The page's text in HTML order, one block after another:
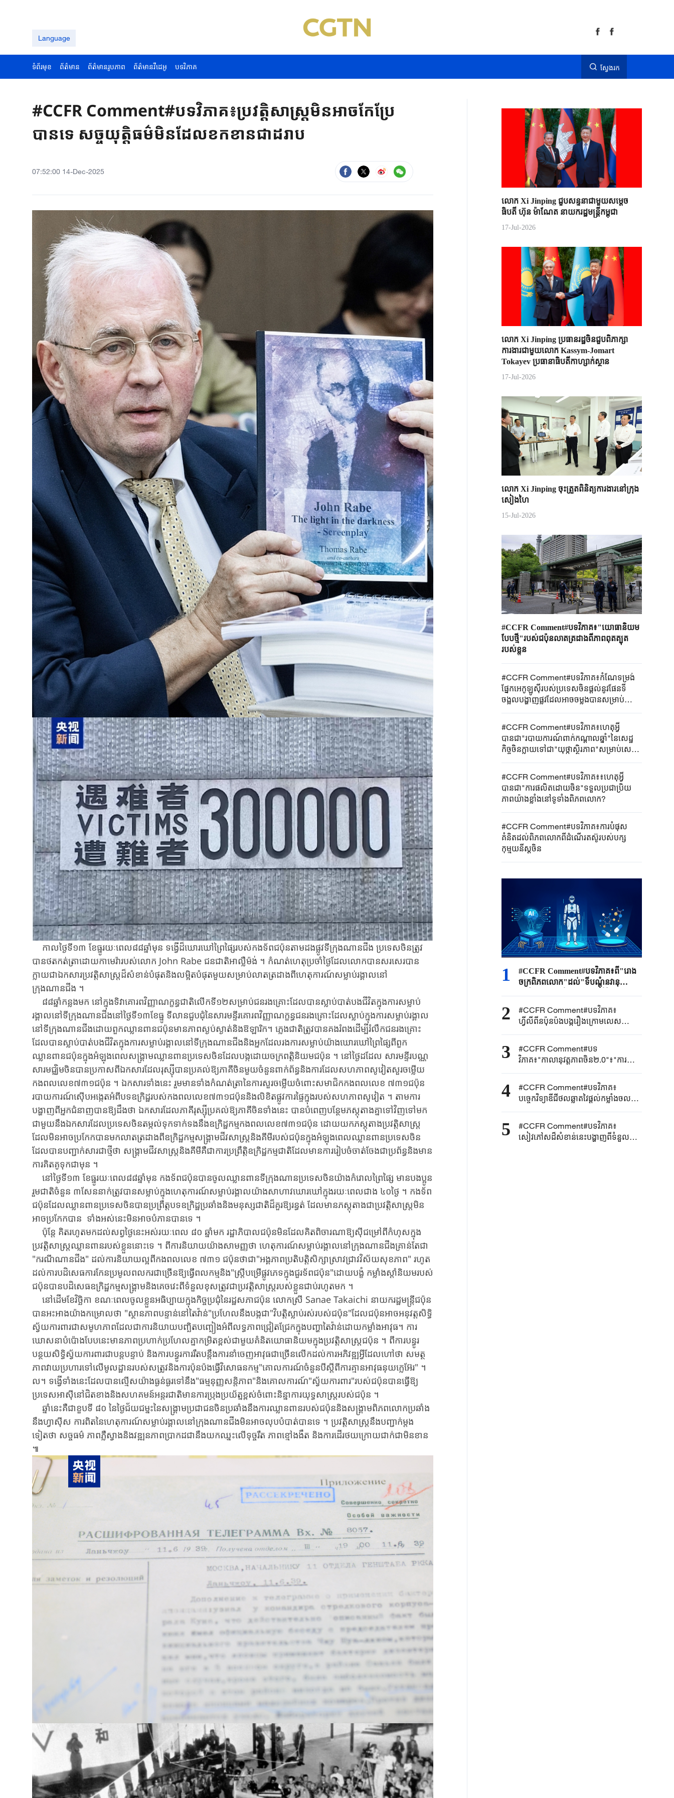
Language
ទំព័រមុខ ព័ត៌មាន ព័ត៌មានរូបភាព ព័ត៌មានវីដេអូ បទវិភាគ ស្វែងរក
#CCFR Comment#បទវិភាគ៖ប្រវតិ្តសាស្ត្រមិនអាចកែប្រែ
បានទេ សច្ចយុត្តិធម៌មិនដែលខកខានជាដរាប
07:52:00 14-Dec-2025
កាលថ្ងៃទី១៣ ​ខែធ្នូ​រយៈពេល​៨៨​ឆ្នាំមុន ​ទង្វើដ៏ឃោរឃៅ​ព្រៃផ្សៃរបស់កងទ័ពជប៉ុន​តាម​ដង​ផ្លូវ​ទី​ក្រុង​ណាន​ជីង ​ប្រទេសចិន​ត្រូវ
បានថតកត់ត្រា​ដោយ​កាមេរ៉ា​របស់​លោក ​John ​Rabe ​ជន​ជាតិ​អាល្លឺម៉ង់ ។ ​កំណត់ហេតុប្រចាំថ្ងៃ​ដែល​លោក​បានសរសេរ​បាន
ក្លាយជា​ឯក​សារ​ប្រវត្តិសាស្រ្តដ៏សំខាន់បំផុត​​និង​លម្អិត​បំផុតមួយ​សម្រាប់​លាតត្រដាង​ពី​ហេតុការណ៍​សម្លា​ប់​រង្គាល​នៅ​
ក្រុងណានជីង ​។
៨៨ឆ្នាំកន្លងមក ​នៅក្នុងទិវា​គោរព​វិញ្ញាណក្ខន្ធជាតិលើកទី១២សម្រាប់​ជន​រង​គ្រោះ​ដែល​បាន​ស្លាប់បាត់បងជីវិតក្នុង​ការសម្លាប់
រង្គាលនៅទីក្រុងណានជីង​នៅ​ថ្ងៃទី១៣​ខែ​ធ្នូ​ ទីលាន​ជួប​ជុំ​នៃសារមន្ទីរ​គោរព​វិញ្ញាណក្ខន្ធជនរងគ្រោះ​ដែល​ស្លាប់​ក្នុងការសម្លាប់រង្គាល
នៅទីក្រុង​ណា​ន​ជីង​ដោយពួកឈ្លានពានជប៉ុនមានភាពស្ងប់ស្ងាត់និងឱឡារិក។ ភ្លេងជាតិត្រូវ​បាន​គង​រំពង​ដើម្បីរំលឹកជនរងគ្រោះ
ដែលបានស្លាប់បាត់បងជីវិត​ក្នុងការសម្លាប់រង្គាល​នៅទី​ក្រុង​ណាន​ជីងនិងអ្នកដែលរងការសម្លាប់យ៉ាងឃោរឃៅព្រៃផ្សៃពី​ពួក
ឈ្លានពាន​ជប៉ុន​ក្នុង​អំឡុង​ពេល​សង្គ្រាមឈ្លានពានប្រទេសចិន​ដែល​បង្ក​ដោយ​ចក្រពត្តិនិយម​ជប៉ុន ​។ ​នៅ​ថ្ងៃ​ដដែល សារមន្ទីរ​បណ្ណ​
សារ​មជ្ឈិមចិន​បានប្រកាសពី​ឯកសារដែល​រុស្ស៊ីបានប្រគល់​ឱ្យ​ភាគី​ចិន​មួយចំនួនពាក់ព័ន្ធនិងការ​ដែល​សហភាព​សូវៀត​សួរចម្លើយ​​
កង​ពល​លេខ៧៣១ជប៉ុន ​។ ​ឯកសារ​ទាំង​នេះ ​រួមមានទាំង​កំណត់ត្រា​នៃ​ការសួរចម្លើយ​ចំពោះ​សមាជិក​កងពលលេខ ​៧៣១​ជប៉ុន ​
របាយ​ការណ៍​ស៊ើបអង្កេត​អំពី​បទឧក្រិដ្ឋរបស់​កង​ពល​លេខ​៧៣១​ជប៉ុន​​និង​លិខិត​ផ្លូវការ​ផ្ទៃក្នុងរបស់​សហភាព​​សូ​វៀត ​។ តាមការ
បង្ហាញពីអ្នកជំនាញបានឱ្យដឹងថា ឯក​សារ​ដែលភាគីរុស្ស៊ីប្រគល់ឱ្យភាគីចិនទាំងនេះ បានបំពេញបន្ថែមភស្តុតាងគ្នាទៅ​វិញ​ទៅ​មក
ជាមួយនឹងឯកសារដែលប្រទេស​ចិន​តម្កល់ទុកទាក់​ទង​នឹង​ឧក្រិដ្ឋកម្ម​កងពល​លេខ​៧៣១​ជប៉ុន ដោយយកភស្តុតាងប្រវត្តិសាស្ត្រ
ដែលមិនអាចប្រកែកបានមក​លាត​ត្រដាង​ពី​ឧក្រិ​ដ្ឋ​កម្ម​សង្គ្រាមជីវសាស្ត្រនិងគីមីរបស់​ជប៉ុនក្នុងអំឡុងពេលឈ្លានពានប្រទេសចិន
ដែល​បាន​បញ្ជាក់​សារជាថ្មីថា សង្គ្រាមជីវសាស្ត្រនិងគីមីគឺជា​ការ​ប្រព្រឹត្តិ​ឧក្រិដ្ឋកម្មជាតិ​ដែលមាន​ការ​​រៀបចំ​ចាត់​ចែង​ជាប្រព័ន្ធនិង​មាន
ការគិតគូទុកជាមុន ​។
នៅថ្ងៃទី​១៣ ​ខែធ្នូរយៈពេល​​៨៨​ឆ្នាំមុន ​កងទ័ពជប៉ុនបានចូល​ឈ្លានពាន​ទីក្រុងណាន​ប្រទេស​ចិន​យ៉ាងកំរោលព្រៃផ្សៃ មានបងប្អូន
រួមជាតិចំនួន ​៣​សែននាក់​ត្រូវ​បាន​សម្លាប់​ក្នុង​ហេតុ​ការណ៍សម្លាប់រង្គាលយ៉ាងសាហាវឃោរ​ឃៅក្នុង​រយៈពេលជាង ​៤០ថ្ងៃ ​។ ​កង​ទ័ព​
ជប៉ុន​ដែល​ឈ្លានពានប្រទេសចិន​បានប្រព្រឹត្ត​បទឧក្រិដ្ឋប្រឆាំងនិង​មនុស្ស​ជាតិ​ដ៏​គួរ​ឱ្យ​រន្ធត់ ​ដែល​មានភស្តុតាងជាប្រវត្តិសាស្ត្រ​មិន
អាចប្រកែក​បាន ​ទាំង​អស់នេះ​មិនអាចបំភាន​បា​ន​ទេ ​។
ប៉ុន្តែ ​គិតរហូតមកដល់សព្វថ្ងៃនេះអស់​រយៈ​ពេល ​៨០ ​ឆ្នាំមក ​រដ្ឋាភិបាលជប៉ុន​មិនដែល​គិត​ពិចារណាឱ្យ​ស៊ីជម្រៅ​ពី​កំហុស​ក្នុង​
ប្រវត្តិសាស្ត្រ​ឈ្លានពានរបស់ខ្លួន​នោះទេ ​។ ពី​ការ​និយាយ​យ៉ាងសាមញ្ញ​ថា ​ហេតុការណ៍​សម្លាប់​រង្គាល​នៅក្រុង​ណានជីង​គ្រាន់តែ​ជា​
"ករ​ណី​ណានជីង" ​ដល់ការ​និយាយល្អពី​កងពលលេខ ​៧៣១ ​ជប៉ុន​ថាជា​"អង្គភាពប្រតិបត្តិ​សិក្សា​ស្រាវ​ជ្រាវ​វិស័យ​សុខភាព" ​រហូត​
ដល់​ការ​បដិសេធការ​កែន​ប្រមូលពលករ​ជាច្រើន​ឱ្យ​ធ្វើ​ពលកម្ម​និង​"ស្រ្តីបម្រើផ្លូវភេទ​ក្នុង​ជួរ​ទ័ព​ជប៉ុន"​ដោយ​បង្ខំ ​កម្លាំងស្តាំនិយម​របស់
ជប៉ុន​បាន​បដិ​សេធ​ឧក្រិដ្ឋកម្ម​សង្គ្រាម​និង​គេច​វេះ​ពី​ទំនួល​ខុសត្រូវ​ជាប្រវត្តិសាស្ត្រ​របស់ខ្លួន​ជាប់​រហូត​មក ​។
នៅដើមខែវិច្ឆិកា ​ខណៈពេលចូលខ្លួនអធិប្បាយក្នុងកិច្ចប្រជុំនៃរដ្ឋសភាជប៉ុន ​លោកស្រី ​Sana​e ​Takaichi ​នាយករដ្ឋមន្ត្រីជប៉ុន​
បានអះអាងយ៉ាងកម្រោលថា ​"ស្ថានភាព​បន្ទាន់​នៅ​តៃ​វ៉ាន់"​ប្រហែលនឹងបង្កជា​"វិបត្តិស្លាប់រស់របស់ជប៉ុន"​ដែល​ជប៉ុនអាចអនុវត្តសិទិ្ធ
ស្វ័យ​ការ​ពារ​ជា​សមូហភាព​ដែល​ជាការនិយាយបញ្ឆិតបញ្ឆៀង​អំពី​លទ្ធភាពជ្រៀតជ្រែក​ក្នុង​បញ្ហា​តៃវ៉ាន់​ដោយ​កម្លាំងអាវុធ។ ​ការ
ឃោសនាបំប៉ោងបែបនេះ​មាន​ភាព​ប្រហាក់ប្រហែល​គ្នា​កម្រិត​ខ្ពស់​ជា​មួយ​គំនិត​យោធានិយម​ក្នុងប្រវត្តិសាស្ត្រជប៉ុន ​។ ​ពី​ការ​បន្ធូរ
បន្ថយ​សិទ្ធិ​ស្វ័យ​ការ​ពារ​ជា​បន្ត​បន្ទាប់​ និង​ការ​បន្ធូរការរឹតបន្តឹងការនាំចេញអាវុធជាច្រើនលើក​ដល់​ការ​អភិវឌ្ឍ​អ្វី​ដែល​ហៅ​ថា ​សមត្ថ
ភាពវាយប្រហារទៅលើមូលដ្ឋានរបស់សត្រូវ​និង​ការ​ប៉ុនប៉ង​ធ្វើ​​វិសោធន​កម្ម​"គោល​ការណ៍ចំនួនបីស្តីពីការគ្មានអាវុធ​នុយក្លេអ៊ែរ" ​។
ល។ ​ទង្វើទាំងនេះ​ដែល​បាន​ល្មើស​យ៉ាង​ធ្ងន់ធ្ងរ​ទៅនឹង​"ធម្មនុញ្ញសន្តិភាព"​និង​គោលការណ៍"ស្វ័យការពារ"​របស់​ជប៉ុន​បាន​ធ្វើ​ឱ្យ​
ប្រទេស​អាស៊ីនៅជិតខាងនិងសហគមន៍អន្តរជាតិ​មាន​ការប្រុងប្រយ័ត្ន​ខ្ពស់​ចំពោះ​និន្នាការ​យុទ្ធ​សាស្ត្រ​របស់ជប៉ុន ​។
ឆ្នាំនេះគឺជាខួប​ទី ​៨០ ​នៃថ្ងៃជ័យជម្នះនៃសង្គ្រាមប្រជាជនចិនប្រឆាំងនឹង​ការឈ្លានពាន​រប​ស់​ជប៉ុន​និង​សង្គ្រាម​ពិភពលោកប្រឆាំង
នឹងហ្វាស៊ីស ​ការពិតនៃ​ហេតុការណ៍​សម្លាប់​រង្គាល​នៅក្រុងណានជីង​មិនអាចលុបបំបាត់បានទេ ​។ ​ប្រវតិ្តសាស្ត្រ​នឹង​បញ្ជាក់​ម្តង
ទៀតថា ​សច្ចធម៌ ​ភាពភ្លឺស្វាងនិងវឌ្ឍនភាព​ប្រាកដជា​នឹង​យកឈ្នះលើ​ទុច្ចរឹត ​ភាពខ្មៅងងឹត ​និង​ការ​ដើរ​ថយ​ក្រោយ​ជាក់ជាមិនខាន ​
៕​
លោក Xi Jinping ជួបសន្ទនាជាមួយសម្តេច
ធិបតី ហ៊ុន ម៉ាណែត នាយករដ្ឋមន្ត្រីកម្ពុជា
17-Jul-2026
លោក Xi Jinping ប្រធានរដ្ឋចិន​ជួបពិភាក្សា​
ការងារជាមួយ​លោក Kassym-Jomart ​
Tokayev ​ប្រធានាធិបតី​កាហ្សាក់ស្ថាន​
17-Jul-2026
លោក Xi Jinping ចុះត្រួតពិនិត្យការងារនៅក្រុង
សៀងហៃ
15-Jul-2026
#CCFR Comment#បទវិភាគ៖"យោធានិយម
បែបថ្មី"របស់ជប៉ុនលាតត្រដាងពីភាពពុតត្បុត
របស់ខ្លួន
#CCFR Comment#បទវិភាគ៖កំណែទម្រង់
ផ្នែកអេកូឡូស៊ីរបស់ប្រទេសចិនផ្តល់នូវផែនទី
ចង្អុលបង្ហាញផ្លូវដែលអាចចម្លងបានសម្រាប់
ប្រទេសកំពុងអភិវឌ្ឍន៍
#CCFR Comment#បទវិភាគ៖ហេតុអ្វី
បានជា"របាយការណ៍ពាក់កណ្តាលឆ្នាំ"នៃសេដ្ឋ
កិច្ចចិនក្លាយទៅជា"យុថ្កាស្ថិរភាព"សម្រាប់សេដ្ឋ
កិច្ចសកល?
#CCFR Comment#បទវិភាគ៖៖ហេតុអ្វី
បានជា"ការផលិតដោយចិន"ទទួលប្រជាប្រិយ
ភាពយ៉ាងខ្លាំងនៅទូទាំងពិភពលោក?
#CCFR Comment#បទវិភាគ៖ការបំផុស
គំនិតដល់ពិភពលោកពីដំណើរតស៊ូរបស់បក្ស
កុម្មុយនីស្តចិន
1
#CCFR Comment#បទវិភាគ៖ពី"រោង
ចក្រពិភពលោក"ដល់"ទីបណ្តុំនវានុ
ចំនួនបី"បង្កើតជាថ្មីឡើងវិញនូវមូលដ្ឋានគ្រឹះ
នៃពាណិជ្ជកម្មអន្តរជាតិរបស់ប្រទេសចិន
តាមរបៀបណា
2
#CCFR Comment#បទវិភាគ៖
ហ្វីលីពីនប៉ុនប៉ងបង្ករឿងក្រោមលេស
សមុទ្រចិនខាងត្បូង ពិតជាអសាឥតការជាក់
3
#CCFR Comment#បទ
វិភាគ៖"កាលានុវត្តភាពចិន២.0"៖"ការច្នៃ
ប្រឌិតថ្មីក្នុងទ្រង់ទ្រាយធំ"ផ្តល់ជាចម្លើយថា
ចិនកំពុងចែករំលែកកម្លាំងចលករនៃការច្នៃ
ប្រឌិតថ្មីជាមួយពិភពលោក
4
#CCFR Comment#បទវិភាគ៖
បច្ចេកវិទ្យាឌីជីថលឆ្លាតវៃផ្តល់កម្លាំងចលករ
ដល់ខ្សែសង្វាក់ផ្គត់ផ្គង់ដើម្បីប្រមូលផ្តុំកម្លាំង
តភ្ជាប់ជាមួយពិភពលោកដែលកាន់តែធំ
ទូលាយ
5
#CCFR Comment#បទវិភាគ៖
សៀវភៅសដ៏សំខាន់នេះបង្ហាញពីទំនួលខុស